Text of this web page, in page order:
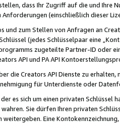
dass Ihr Zugriff auf die und Ihre
(einschließlich dieser
und zum Stellen von Anfragen an
(jedes Schlüsselpaar eine
zugeteilte Partner-ID oder
API und PA API
die Creators API Dienste zu
für Unterdienste oder
es sich um einen privaten
Sie dürfen Ihren privaten
Eine